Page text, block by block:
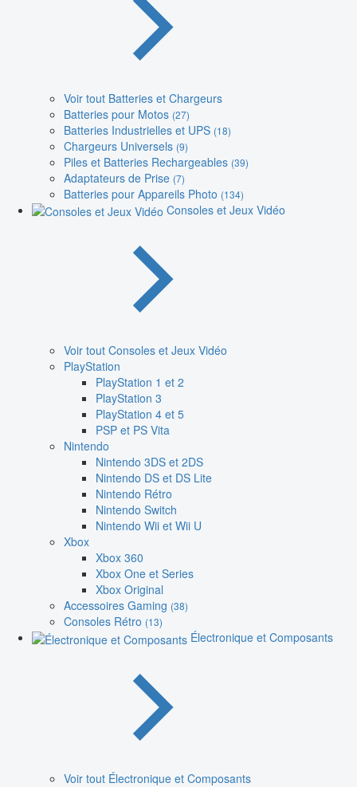
Voir tout Batteries et Chargeurs
Batteries pour Motos (27)
Batteries Industrielles et UPS (18)
Chargeurs Universels (9)
Piles et Batteries Rechargeables (39)
Adaptateurs de Prise (7)
Batteries pour Appareils Photo (134)
Consoles et Jeux Vidéo
Voir tout Consoles et Jeux Vidéo
PlayStation
PlayStation 1 et 2
PlayStation 3
PlayStation 4 et 5
PSP et PS Vita
Nintendo
Nintendo 3DS et 2DS
Nintendo DS et DS Lite
Nintendo Rétro
Nintendo Switch
Nintendo Wii et Wii U
Xbox
Xbox 360
Xbox One et Series
Xbox Original
Accessoires Gaming (38)
Consoles Rétro (13)
Électronique et Composants
Voir tout Électronique et Composants